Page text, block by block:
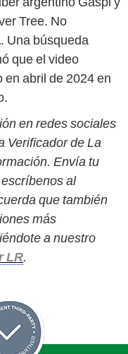
Tree. No
. Una búsqueda
que el video
abril de 2024 en
en redes sociales
Verificador de La
Envía tu
al
que también
más
a nuestro
LR.